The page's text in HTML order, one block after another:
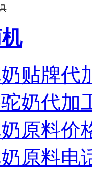
贴牌代
奶代加
原料价
原料电